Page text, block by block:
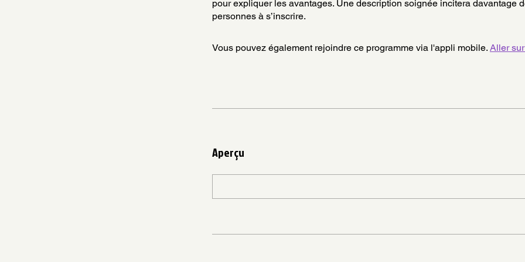
pour expliquer les avantages. Une description soignée incitera davantage
personnes à s’inscrire.
Vous pouvez également rejoindre ce programme via l'appli mobile. Aller
Aperçu